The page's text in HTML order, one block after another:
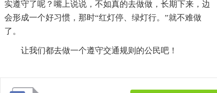
实遵守了呢？嘴上说说，不如真的去做做，长期下来，边
会形成一个好习惯，那时“红灯停、绿灯行。”就不难做
了。
让我们都去做一个遵守交通规则的公民吧！